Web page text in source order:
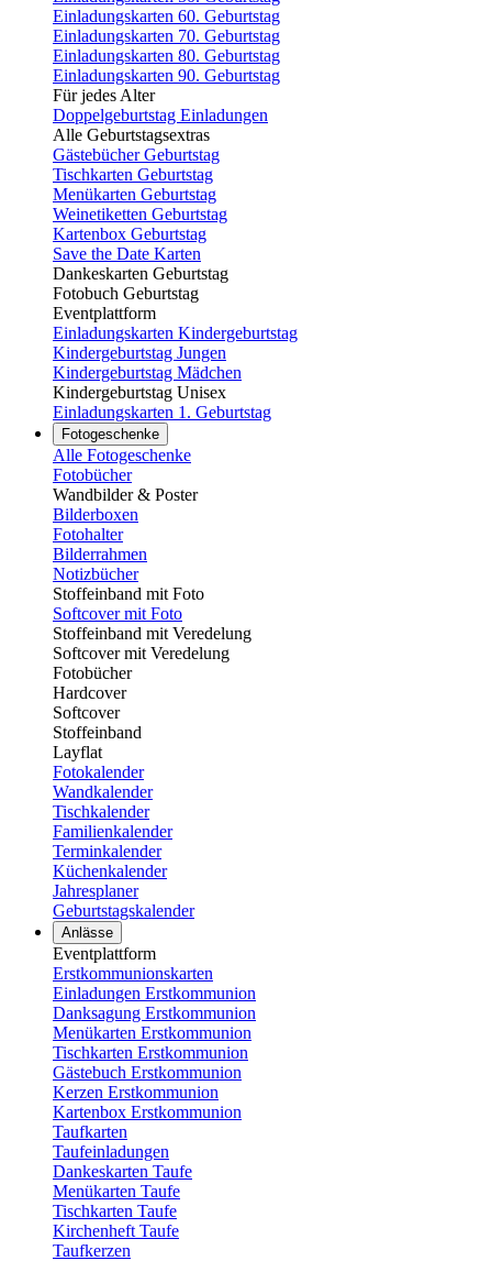
Einladungskarten 60. Geburtstag
Einladungskarten 70. Geburtstag
Einladungskarten 80. Geburtstag
Einladungskarten 90. Geburtstag
Für jedes Alter
Doppelgeburtstag Einladungen
Alle Geburtstagsextras
Gästebücher Geburtstag
Tischkarten Geburtstag
Menükarten Geburtstag
Weinetiketten Geburtstag
Kartenbox Geburtstag
Save the Date Karten
Dankeskarten Geburtstag
Fotobuch Geburtstag
Eventplattform
Einladungskarten Kindergeburtstag
Kindergeburtstag Jungen
Kindergeburtstag Mädchen
Kindergeburtstag Unisex
Einladungskarten 1. Geburtstag
Fotogeschenke
Alle Fotogeschenke
Fotobücher
Wandbilder & Poster
Bilderboxen
Fotohalter
Bilderrahmen
Notizbücher
Stoffeinband mit Foto
Softcover mit Foto
Stoffeinband mit Veredelung
Softcover mit Veredelung
Fotobücher
Hardcover
Softcover
Stoffeinband
Layflat
Fotokalender
Wandkalender
Tischkalender
Familienkalender
Terminkalender
Küchenkalender
Jahresplaner
Geburtstagskalender
Anlässe
Eventplattform
Erstkommunionskarten
Einladungen Erstkommunion
Danksagung Erstkommunion
Menükarten Erstkommunion
Tischkarten Erstkommunion
Gästebuch Erstkommunion
Kerzen Erstkommunion
Kartenbox Erstkommunion
Taufkarten
Taufeinladungen
Dankeskarten Taufe
Menükarten Taufe
Tischkarten Taufe
Kirchenheft Taufe
Taufkerzen